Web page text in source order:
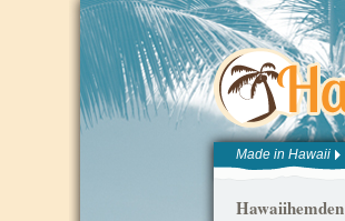
Made in Hawaii
Hawaiihemden